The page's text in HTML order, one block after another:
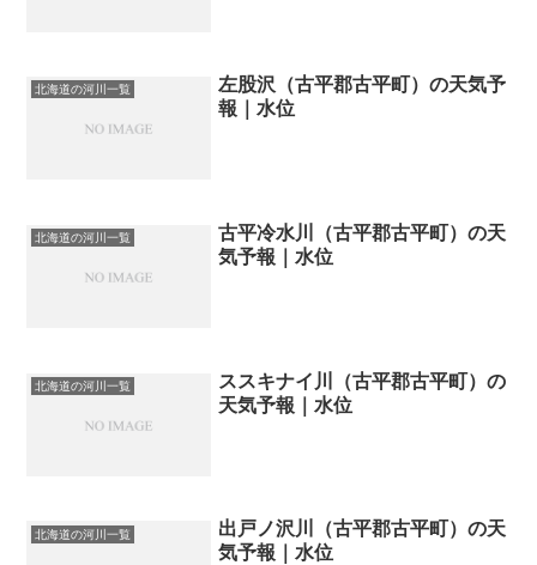
北海道の河川一覧
左股沢（古平郡古平町）の天気予
報｜水位
北海道の河川一覧
古平冷水川（古平郡古平町）の天
気予報｜水位
北海道の河川一覧
ススキナイ川（古平郡古平町）の
天気予報｜水位
北海道の河川一覧
出戸ノ沢川（古平郡古平町）の天
気予報｜水位